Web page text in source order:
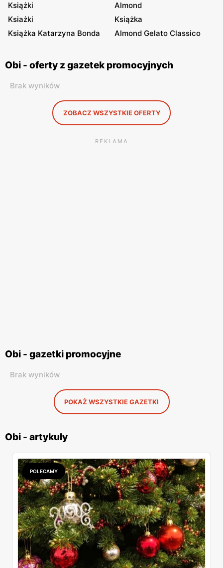
Książki
Almond
Ksiażki
Książka
Książka Katarzyna Bonda
Almond Gelato Classico
Obi - oferty z gazetek promocyjnych
Brak wyników
ZOBACZ WSZYSTKIE OFERTY
REKLAMA
Obi - gazetki promocyjne
Brak wyników
POKAŻ WSZYSTKIE GAZETKI
Obi - artykuły
POLECAMY